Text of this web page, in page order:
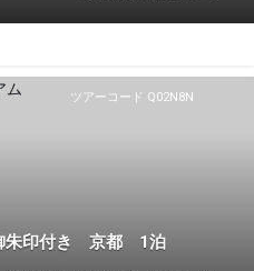
ツアーコード Q02N8N
朱印付き 京都 1泊